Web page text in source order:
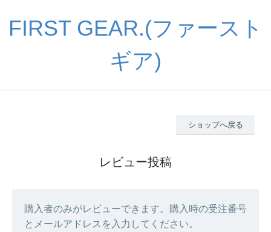
FIRST GEAR.(ファースト
ギア)
ショップへ戻る
レビュー投稿
購入者のみがレビューできます。購入時の受注番号
とメールアドレスを入力してください。